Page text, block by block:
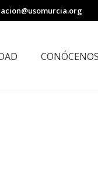
CONÓCENOS